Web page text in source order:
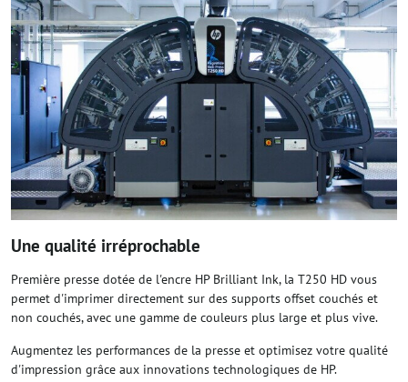
Une qualité irréprochable
Première presse dotée de l'encre HP Brilliant Ink, la T250 HD vous
permet d'imprimer directement sur des supports offset couchés et
non couchés, avec une gamme de couleurs plus large et plus vive.
Augmentez les performances de la presse et optimisez votre qualité
d'impression grâce aux innovations technologiques de HP.